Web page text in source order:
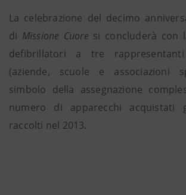
La celebrazione del decimo
di Missione Cuore si concluderà con
defibrillatori a tre
(aziende, scuole e associazioni
simbolo della assegnazione
numero di apparecchi acquistati
raccolti nel 2013.